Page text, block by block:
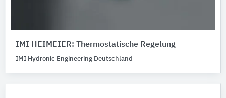
IMI HEIMEIER: Thermostatische Regelung
IMI Hydronic Engineering Deutschland